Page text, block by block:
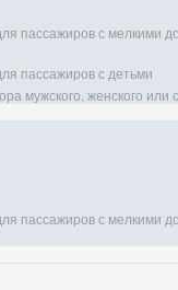
пассажиров с мелкими
пассажиров с детьми
мужского, женского или
пассажиров с мелкими